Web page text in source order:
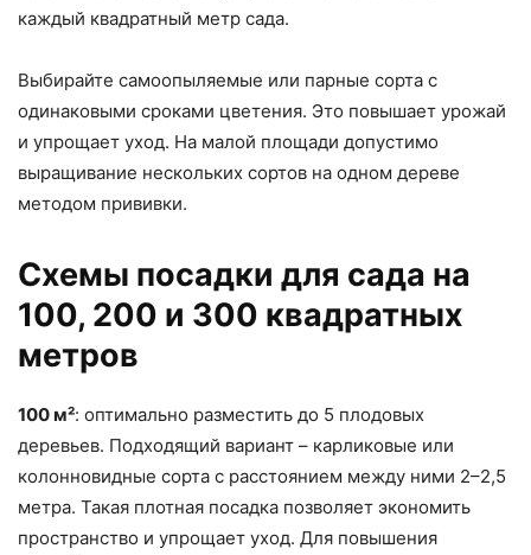
каждый квадратный метр сада.
Выбирайте самоопыляемые или парные сорта с
одинаковыми сроками цветения. Это повышает урожай
и упрощает уход. На малой площади допустимо
выращивание нескольких сортов на одном дереве
методом прививки.
Схемы посадки для сада на
100, 200 и 300 квадратных
метров
100 м²: оптимально разместить до 5 плодовых
деревьев. Подходящий вариант – карликовые или
колонновидные сорта с расстоянием между ними 2–2,5
метра. Такая плотная посадка позволяет экономить
пространство и упрощает уход. Для повышения